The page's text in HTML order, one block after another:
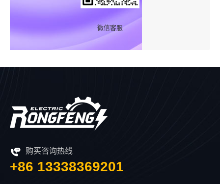
微信客服
购买咨询热线
+86 13338369201